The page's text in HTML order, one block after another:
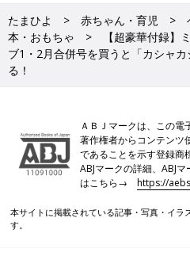
たまひよ 赤ちゃん・育児
本・おもちゃ
【超豪華付録】
ブ1・2月合併号を買うと「カシャ
る！
ＡＢＪマークは、この電
著作権者からコンテンツ
であることを示す登録商
ABJマークの詳細、ABJ
はこちら→https://
本サイトに掲載されている記事・写真・イラ
す。